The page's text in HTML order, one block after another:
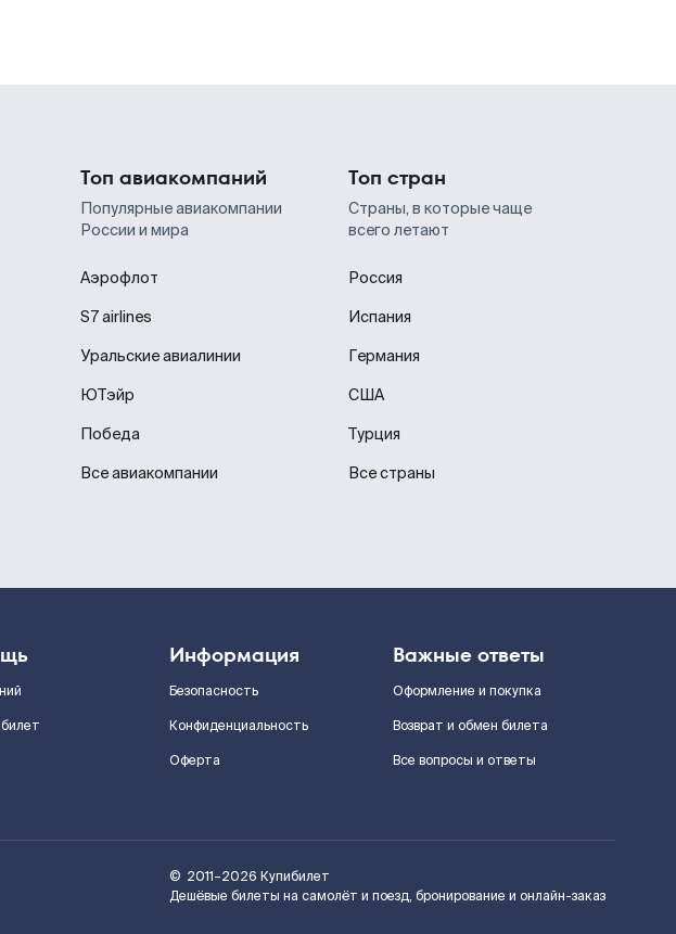
Топ авиакомпаний
Популярные авиакомпании
России и мира
Аэрофлот
S7 airlines
Уральские авиалинии
ЮТэйр
Победа
Все авиакомпании
Топ стран
Страны, в которые чаще
всего летают
Россия
Испания
Германия
США
Турция
Все страны
Информация
Безопасность
Конфиденциальность
Оферта
Важные ответы
Оформление и покупка
Возврат и обмен билета
Все вопросы и ответы
© 2011–2026 Купибилет
Дешёвые билеты на самолёт и поезд, бронирование и онлайн-заказ